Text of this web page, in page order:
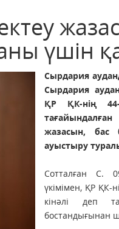
үшін
Сырдария
Сырдария
ҚР ҚК-нің
жазасын, бас
ауыстыру
Сотталған С.
үкімімен, ҚР ҚК-
кінәлі деп
бостандығынан